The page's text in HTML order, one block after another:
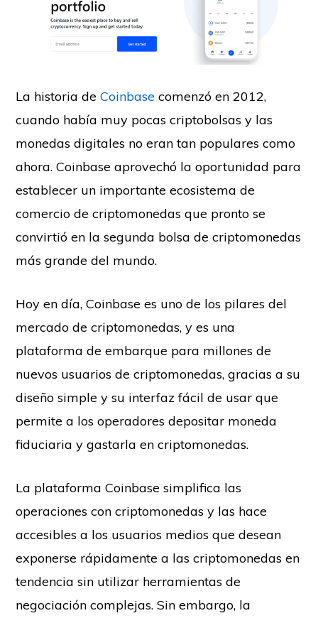
La historia deCoinbase comenzó en 2012,
cuando había muy pocas criptobolsas y las
monedas digitales no eran tan populares como
ahora. Coinbase aprovechó la oportunidad para
establecer un importante ecosistema de
comercio de criptomonedas que pronto se
convirtió en la segunda bolsa de criptomonedas
más grande del mundo.
Hoy en día, Coinbase es uno de los pilares del
mercado de criptomonedas, y es una
plataforma de embarque para millones de
nuevos usuarios de criptomonedas, gracias a su
diseño simple y su interfaz fácil de usar que
permite a los operadores depositar moneda
fiduciaria y gastarla en criptomonedas.
La plataforma Coinbase simplifica las
operaciones con criptomonedas y las hace
accesibles a los usuarios medios que desean
exponerse rápidamente a las criptomonedas en
tendencia sin utilizar herramientas de
negociación complejas. Sin embargo, la